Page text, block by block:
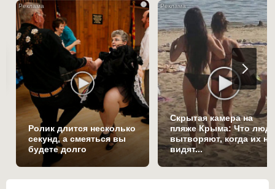
i
Ролик длится несколько
секунд, а смеяться вы
будете долго
Скрытая камера на
пляже Крыма: Что
вытворяют, когда их не
видят...